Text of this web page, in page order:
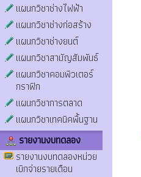
แผนกวิชาช่างไฟฟ้า
แผนกวิชาช่างก่อสร้าง
แผนกวิชาช่างยนต์
แผนกวิชาสามัญสัมพันธ์
แผนกวิชาคอมพิวเตอร์
กราฟิก
แผนกวิชาการตลาด
แผนกวิชาเทคนิคพื้นฐาน
รายงานงบทดลอง
รายงานงบทดลองหน่วย
เบิกจ่ายรายเดือน